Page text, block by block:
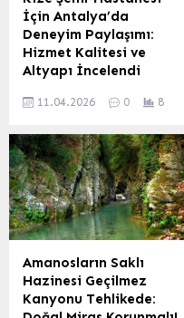
Yardımcısı ve Diyanet-Sen
Genel Başkanı Ali Yıldız,
Memur-Sen Çorum İl
Temsilcisi Fatih Okumuş ve
Diyanet-Sen Çorum İl
Temsilcisi İsmail Şanal
İl...
İçin Antalya’da
Deneyim Paylaşımı:
Hizmet Kalitesi ve
Altyapı İncelendi
heyeti, yapımı devam
Hastanesi’nin hizmet
standartlarını en üst
düzeye çıkarmak
amacıyla Antalya’da
kapsamlı bir inceleme
ziyareti gerçekleştirdi.
Ziyarette, Antalya’daki
sağlık kuruluşlarının hizmet
sunumu, teknik altyapısı,
hasta güvenliği
11.04.2026 0 8
Amanosların Saklı
Hazinesi Geçilmez
Kanyonu Tehlikede: